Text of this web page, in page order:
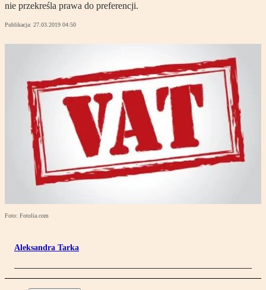
nie przekreśla prawa do preferencji.
Publikacja: 27.03.2019 04:50
Foto: Fotolia.com
Aleksandra Tarka